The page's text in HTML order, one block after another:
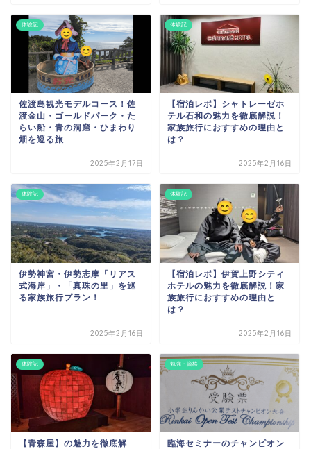
体験記
佐渡島観光モデルコース！佐
渡金山・ゴールドパーク・た
らい船・青の洞窟・ひまわり
畑を巡る旅
2025年2月17日
体験記
【宿泊レポ】シャトレーゼホ
テル石和の魅力を徹底解説！
家族旅行におすすめの理由と
は？
2025年2月16日
体験記
伊勢神宮・伊勢志摩「リアス
式海岸」・「真珠の里」を巡
る家族旅行プラン！
2025年2月16日
体験記
【宿泊レポ】伊賀上野シティ
ホテルの魅力を徹底解説！家
族旅行におすすめの理由と
は？
2025年2月16日
体験記
【青森屋】の魅力を徹底解
勉強・資格
臨海セミナーのチャンピオン